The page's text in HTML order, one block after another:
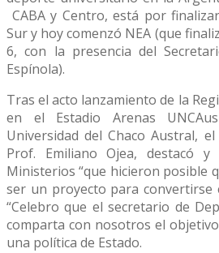
CABA y Centro, está por
Sur y hoy comenzó NEA (que
6, con la presencia del
Espínola).
Tras el acto lanzamiento de la
en el Estadio Arenas
Universidad del Chaco Austral,
Prof. Emiliano Ojea, destacó
Ministerios “que hicieron posible
ser un proyecto para convertirse
“Celebro que el secretario de
comparta con nosotros el
una política de Estado.